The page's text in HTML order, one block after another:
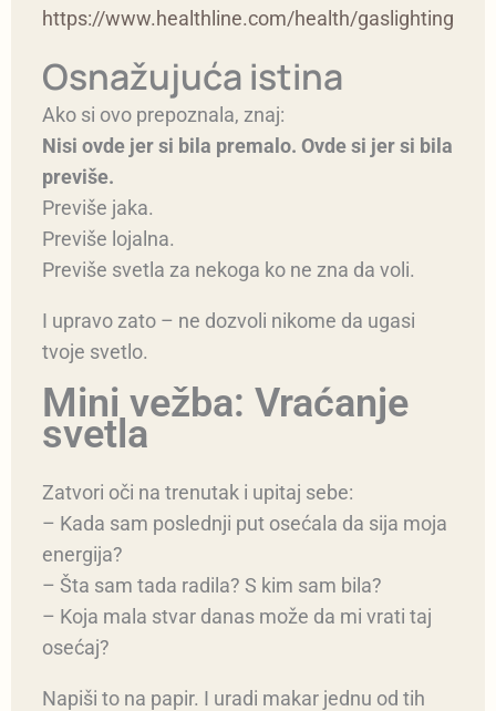
https://www.healthline.com/health/gaslighting
Osnažujuća istina
Ako si ovo prepoznala, znaj:
Nisi ovde jer si bila premalo. Ovde si jer si bila
previše.
Previše jaka.
Previše lojalna.
Previše svetla za nekoga ko ne zna da voli.
I upravo zato – ne dozvoli nikome da ugasi
tvoje svetlo.
Mini vežba: Vraćanje
svetla
Zatvori oči na trenutak i upitaj sebe:
– Kada sam poslednji put osećala da sija moja
energija?
– Šta sam tada radila? S kim sam bila?
– Koja mala stvar danas može da mi vrati taj
osećaj?
Napiši to na papir. I uradi makar jednu od tih